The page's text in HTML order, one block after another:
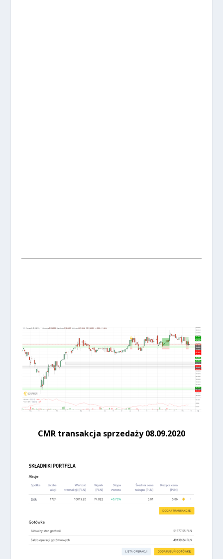
CMR transakcja sprzedaży 08.09.2020